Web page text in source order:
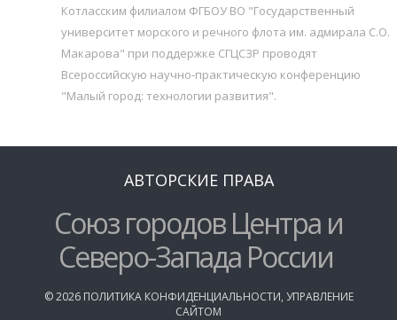
Котласским филиалом ФГБОУ ВО "Государственный
университет морского и речного флота им. адмирала С.О.
Макарова" при поддержке СГЦСЗР проводят
Всероссийскую научно-практическую конференцию
"Малый город: технологии развития".
АВТОРСКИЕ ПРАВА
Союз городов Центра и
Северо-Запада России
©2026 ПОЛИТИКА КОНФИДЕНЦИАЛЬНОСТИ, УПРАВЛЕНИЕ
САЙТОМ